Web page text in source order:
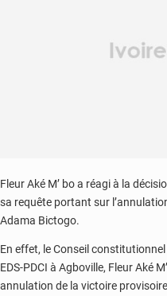
Fleur Aké M’ bo a réagi à la
sa requête portant sur
Adama Bictogo.
En effet, le Conseil
EDS-PDCI à Agboville, Fleur Aké
annulation de la victoire